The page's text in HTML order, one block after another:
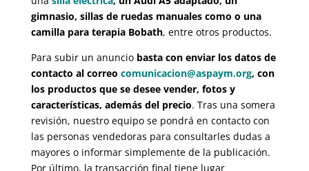
gimnasio, sillas de ruedas manuales como o una
camilla para terapia Bobath, entre otros productos.
Para subir un anuncio basta con enviar los datos de
contacto al correo comunicacion@aspaym.org, con
los productos que se desee vender, fotos y
características, además del precio. Tras una somera
revisión, nuestro equipo se pondrá en contacto con
las personas vendedoras para consultarles dudas a
mayores o informar simplemente de la publicación.
Por último, la transacción final tiene lugar